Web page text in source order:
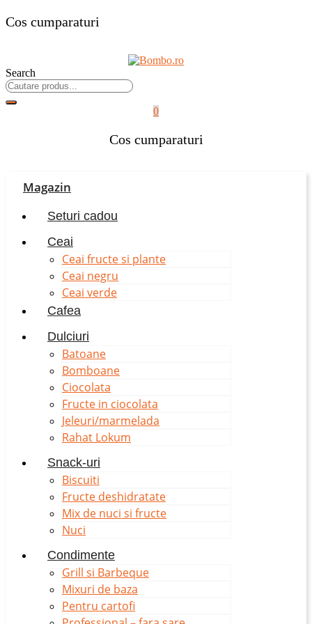
Cos cumparaturi
Search
0
Cos cumparaturi
Magazin
Seturi cadou
Ceai
Ceai fructe si plante
Ceai negru
Ceai verde
Cafea
Dulciuri
Batoane
Bomboane
Ciocolata
Fructe in ciocolata
Jeleuri/marmelada
Rahat Lokum
Snack-uri
Biscuiti
Fructe deshidratate
Mix de nuci si fructe
Nuci
Condimente
Grill si Barbeque
Mixuri de baza
Pentru cartofi